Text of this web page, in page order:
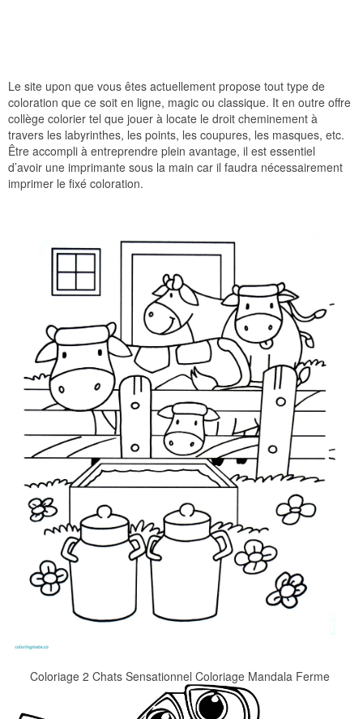
Le site upon que vous êtes actuellement propose tout type de
coloration que ce soit en ligne, magic ou classique. It en outre offre
collège colorier tel que jouer à locate le droit cheminement à
travers les labyrinthes, les points, les coupures, les masques, etc.
Être accompli à entreprendre plein avantage, il est essentiel
d’avoir une imprimante sous la main car il faudra nécessairement
imprimer le fixé coloration.
Coloriage 2 Chats Sensationnel Coloriage Mandala Ferme